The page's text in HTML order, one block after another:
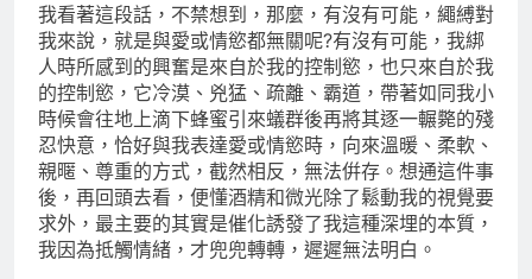
我看著這段話，不禁想到，那麼，有沒有可能，繩縛對
我來說，就是與愛或情慾都無關呢?有沒有可能，我綁
人時所感到的興奮是來自於我的控制慾，也只來自於我
的控制慾，它冷漠、兇猛、疏離、霸道，帶著如同我小
時候會往地上滴下蜂蜜引來蟻群後再將其逐一輾斃的殘
忍快意，恰好與我表達愛或情慾時，向來溫暖、柔軟、
親暱、尊重的方式，截然相反，無法倂存。想通這件事
後，再回頭去看，便懂酒精和微光除了鬆動我的視覺要
求外，最主要的其實是催化誘發了我這種深埋的本質，
我因為抵觸情緒，才兜兜轉轉，遲遲無法明白。